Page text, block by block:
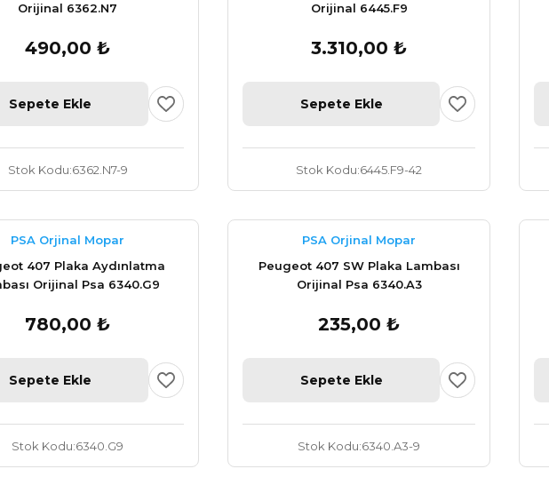
Orijinal 6362.N7
490,00 ₺
Sepete Ekle
Stok Kodu 6362.N7-9
Orijinal 6445.F9
3.310,00 ₺
Sepete Ekle
Stok Kodu 6445.F9-42
PSA Orjinal Mopar
407 Plaka Aydınlatma
Orijinal Psa 6340.G9
780,00 ₺
Sepete Ekle
Stok Kodu 6340.G9
PSA Orjinal Mopar
Peugeot 407 SW Plaka Lambası
Orijinal Psa 6340.A3
235,00 ₺
Sepete Ekle
Stok Kodu 6340.A3-9